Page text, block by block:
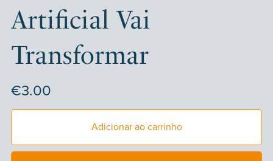
Artificial Vai
Transformar
€3.00
Adicionar ao carrinho